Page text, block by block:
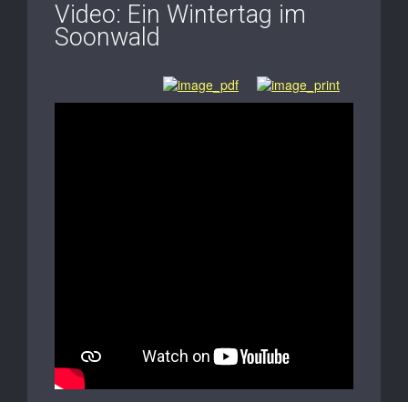
Video: Ein Wintertag im
Soonwald